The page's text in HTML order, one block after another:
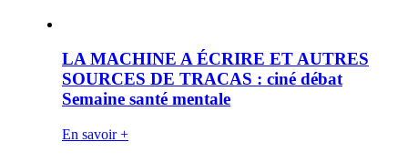
LA MACHINE A ÉCRIRE ET AUTRES
SOURCES DE TRACAS : ciné débat
Semaine santé mentale
En savoir +